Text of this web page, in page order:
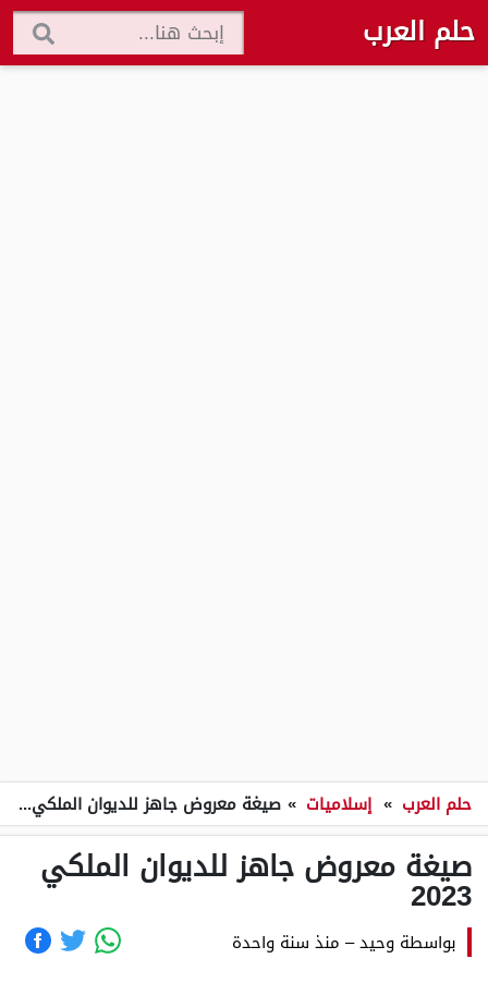
حلم العرب
حلم العرب » إسلاميات » صيغة معروض جاهز للديوان الملكي 2023
صيغة معروض جاهز للديوان الملكي
2023
بواسطة وحيد– منذ سنة واحدة